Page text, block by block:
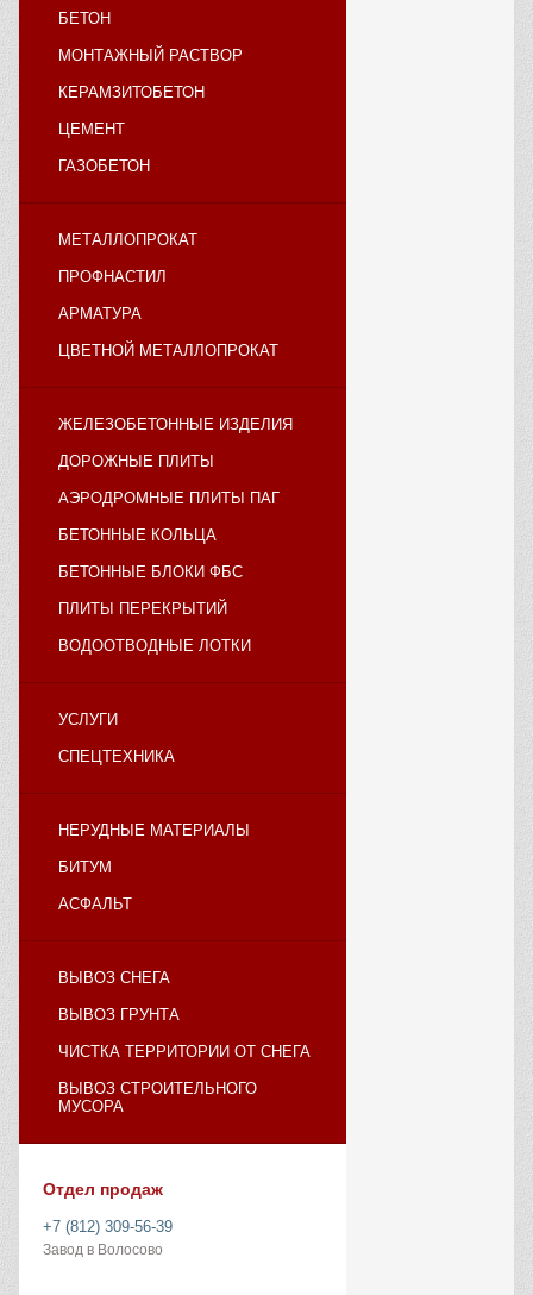
БЕТОН
МОНТАЖНЫЙ РАСТВОР
КЕРАМЗИТОБЕТОН
ЦЕМЕНТ
ГАЗОБЕТОН
МЕТАЛЛОПРОКАТ
ПРОФНАСТИЛ
АРМАТУРА
ЦВЕТНОЙ МЕТАЛЛОПРОКАТ
ЖЕЛЕЗОБЕТОННЫЕ ИЗДЕЛИЯ
ДОРОЖНЫЕ ПЛИТЫ
АЭРОДРОМНЫЕ ПЛИТЫ ПАГ
БЕТОННЫЕ КОЛЬЦА
БЕТОННЫЕ БЛОКИ ФБС
ПЛИТЫ ПЕРЕКРЫТИЙ
ВОДООТВОДНЫЕ ЛОТКИ
УСЛУГИ
СПЕЦТЕХНИКА
НЕРУДНЫЕ МАТЕРИАЛЫ
БИТУМ
АСФАЛЬТ
ВЫВОЗ СНЕГА
ВЫВОЗ ГРУНТА
ЧИСТКА ТЕРРИТОРИИ ОТ СНЕГА
ВЫВОЗ СТРОИТЕЛЬНОГО
МУСОРА
Отдел продаж
+7 (812) 309-56-39
Завод в Волосово